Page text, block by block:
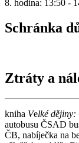
8. hodina: 13:50 -
Schránka
Ztráty a
kniha Velké dějiny:
autobusu ČSAD
ČB, nabíječka na